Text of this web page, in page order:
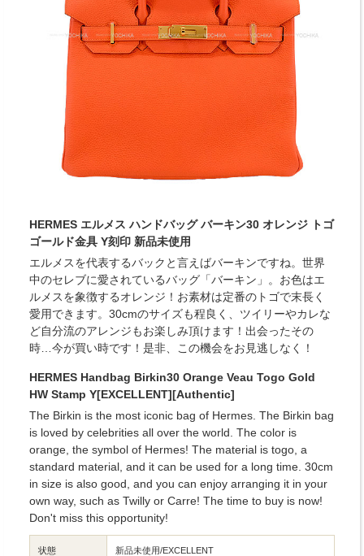
HERMES エルメス ハンドバッグ バーキン30 オレンジ トゴ
ゴールド金具 Y刻印 新品未使用
エルメスを代表するバックと言えばバーキンですね。世界
中のセレブに愛されているバッグ「バーキン」。お色はエ
ルメスを象徴するオレンジ！お素材は定番のトゴで末長く
愛用できます。30cmのサイズも程良く、ツイリーやカレな
ど自分流のアレンジもお楽しみ頂けます！出会ったその
時…今が買い時です！是非、この機会をお見逃しなく！
HERMES Handbag Birkin30 Orange Veau Togo Gold
HW Stamp Y[EXCELLENT][Authentic]
The Birkin is the most iconic bag of Hermes. The Birkin bag
is loved by celebrities all over the world. The color is
orange, the symbol of Hermes! The material is togo, a
standard material, and it can be used for a long time. 30cm
in size is also good, and you can enjoy arranging it in your
own way, such as Twilly or Carre! The time to buy is now!
Don't miss this opportunity!
状態
新品未使用/EXCELLENT